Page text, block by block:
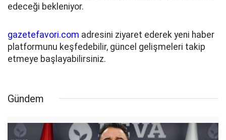
edeceği bekleniyor.
gazetefavori.com adresini ziyaret ederek yeni haber
platformunu keşfedebilir, güncel gelişmeleri takip
etmeye başlayabilirsiniz.
Gündem